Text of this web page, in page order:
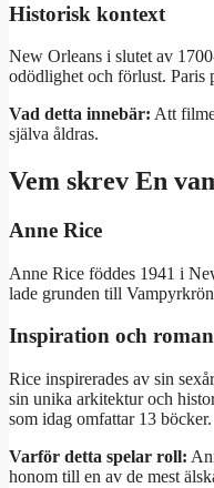
Historisk kontext
New Orleans i slutet av
odödlighet och förlust. Paris
Vad detta innebär: Att
själva åldras.
Vem skrev En
Anne Rice
Anne Rice föddes 1941 i
lade grunden till
Inspiration och
Rice inspirerades av sin
sin unika arkitektur och
som idag omfattar 13 böcker.
Varför detta spelar roll:
honom till en av de mest